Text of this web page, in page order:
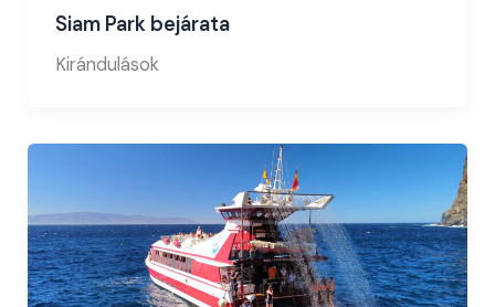
Siam Park bejárata
Kirándulások